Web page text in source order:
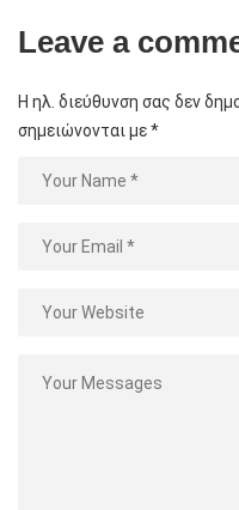
Leave a
Η ηλ. διεύθυνση σας δεν
σημειώνονται με*